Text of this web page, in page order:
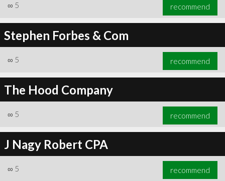
∞ 5 recommend
Stephen Forbes & Com
∞ 5 recommend
The Hood Company
∞ 5 recommend
J Nagy Robert CPA
∞ 5 recommend